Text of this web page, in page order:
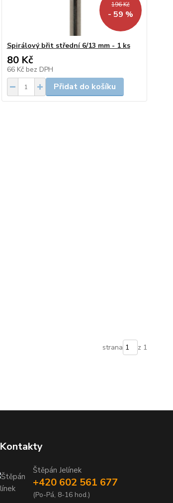
196 Kč
- 59 %
Spirálový břit střední 6/13 mm - 1 ks
80 Kč
66 Kč bez DPH
Přidat do košíku
strana z 1
Kontakty
Štěpán Jelínek
+420 602 561 677
(Po-Pá, 8-16 hod.)